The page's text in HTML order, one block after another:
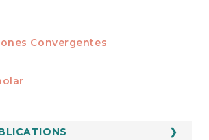
Convergentes